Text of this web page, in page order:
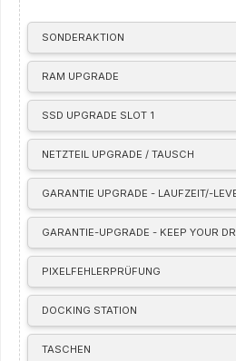
SONDERAKTION
RAM UPGRADE
SSD UPGRADE SLOT 1
NETZTEIL UPGRADE / TAUSCH
GARANTIE UPGRADE - LAUFZEIT/-
GARANTIE-UPGRADE - KEEP YOUR
PIXELFEHLERPRÜFUNG
DOCKING STATION
TASCHEN